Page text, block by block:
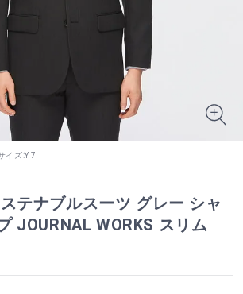
イズ:Y 7
テナブルスーツ グレー シャ
JOURNAL WORKS スリム